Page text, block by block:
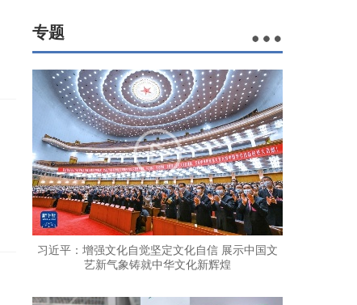
专题
习近平：增强文化自觉坚定文化自信 展示中国文
艺新气象铸就中华文化新辉煌